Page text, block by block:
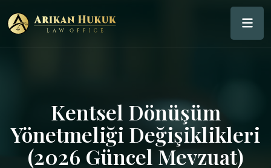
Kentsel Dönüşüm
Yönetmeliği Değişiklikleri
(2026 Güncel Mevzuat)